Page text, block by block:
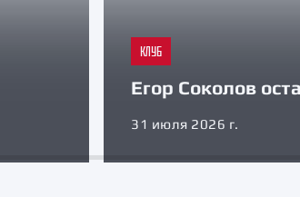
КЛУБ
Егор Соколов
31 июля 2026 г.